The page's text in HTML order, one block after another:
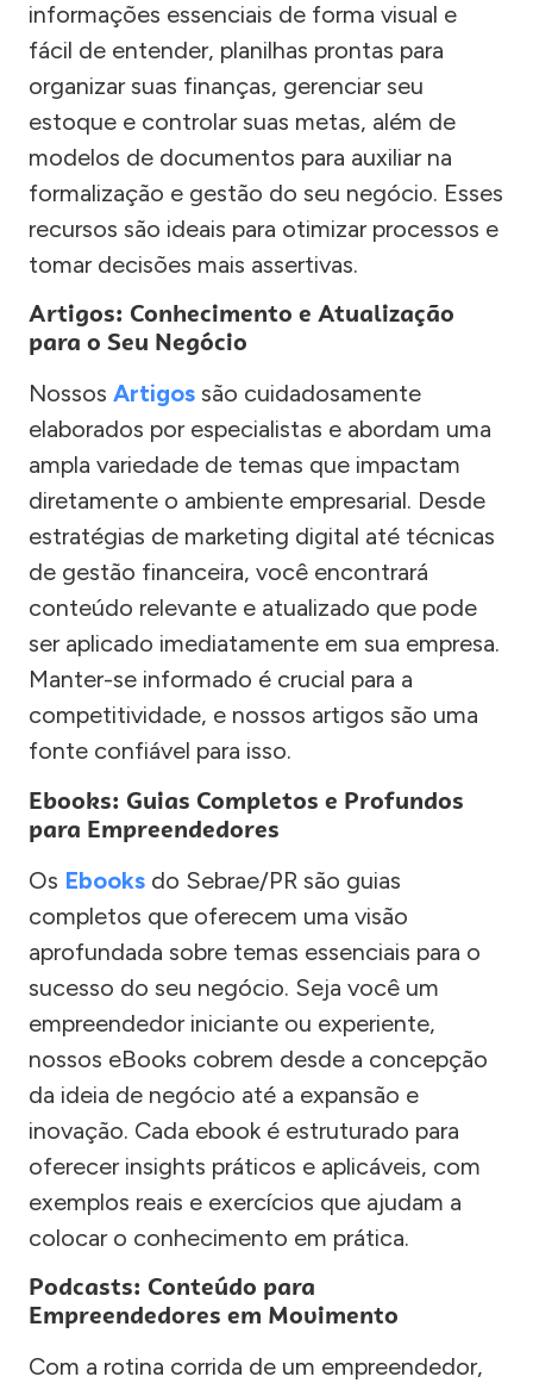
informações essenciais de forma visual e
fácil de entender, planilhas prontas para
organizar suas finanças, gerenciar seu
estoque e controlar suas metas, além de
modelos de documentos para auxiliar na
formalização e gestão do seu negócio. Esses
recursos são ideais para otimizar processos e
tomar decisões mais assertivas.
Artigos: Conhecimento e Atualização
para o Seu Negócio
Nossos Artigos são cuidadosamente
elaborados por especialistas e abordam uma
ampla variedade de temas que impactam
diretamente o ambiente empresarial. Desde
estratégias de marketing digital até técnicas
de gestão financeira, você encontrará
conteúdo relevante e atualizado que pode
ser aplicado imediatamente em sua empresa.
Manter-se informado é crucial para a
competitividade, e nossos artigos são uma
fonte confiável para isso.
Ebooks: Guias Completos e Profundos
para Empreendedores
Os Ebooks do Sebrae/PR são guias
completos que oferecem uma visão
aprofundada sobre temas essenciais para o
sucesso do seu negócio. Seja você um
empreendedor iniciante ou experiente,
nossos eBooks cobrem desde a concepção
da ideia de negócio até a expansão e
inovação. Cada ebook é estruturado para
oferecer insights práticos e aplicáveis, com
exemplos reais e exercícios que ajudam a
colocar o conhecimento em prática.
Podcasts: Conteúdo para
Empreendedores em Movimento
Com a rotina corrida de um empreendedor,